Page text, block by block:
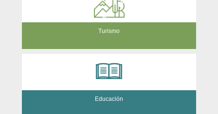
Turismo
Educación